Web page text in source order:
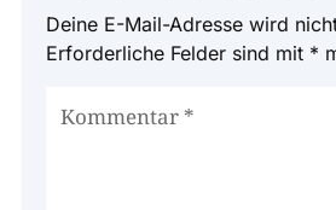
Deine E-Mail-Adresse wird
Erforderliche Felder sind mit *